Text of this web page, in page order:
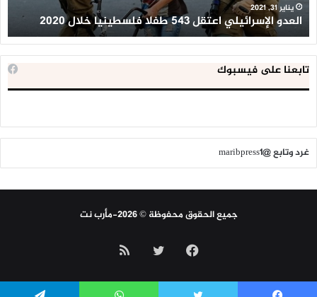
يناير 31, 2021
العدو الإسرائيلي اعتقل 543 طفلا فلسطينيا خلال 2020
تابعنا على فيسبوك
غرد وتابع @maribpress1
جميع الحقوق محفوظة © 2026-مأرب نت
فيسبوك تويتر ملخص
الموقع